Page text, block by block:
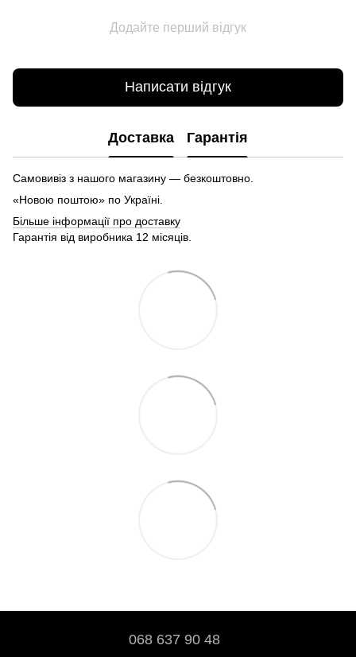
Додайте перший відгук
Написати відгук
Доставка Гарантія
Самовивіз з нашого магазину — безкоштовно.
«Новою поштою» по Україні.
Більше інформації про доставку
Гарантія від виробника 12 місяців.
068 637 90 48